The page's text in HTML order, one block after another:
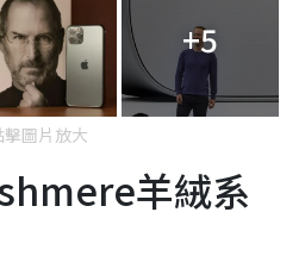
+5
擊圖片放大
羊絨系